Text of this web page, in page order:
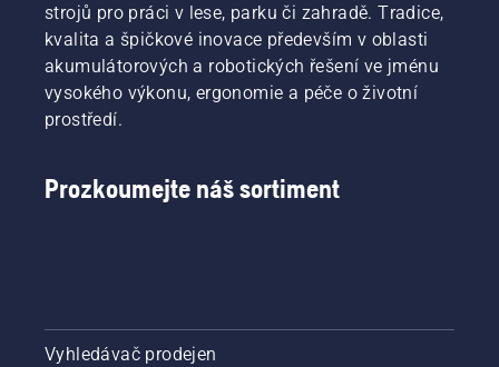
strojů pro práci v lese, parku či zahradě. Tradice,
kvalita a špičkové inovace především v oblasti
akumulátorových a robotických řešení ve jménu
vysokého výkonu, ergonomie a péče o životní
prostředí.
Prozkoumejte náš sortiment
Vyhledávač prodejen